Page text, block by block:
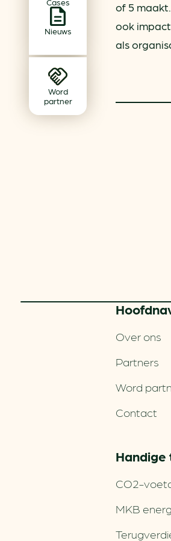
Nieuws
Word
partner
of 5
ook
als
Over ons
Partners
Word
Contact
Handige
CO2-
MKB